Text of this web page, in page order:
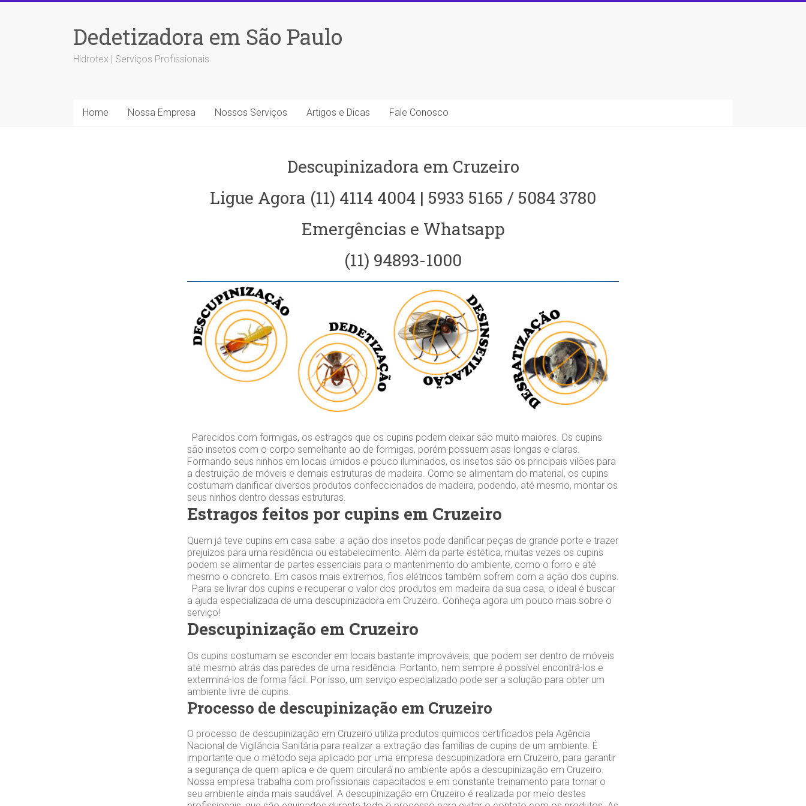
Dedetizadora em São Paulo
Hidrotex | Serviços Profissionais
Home Nossa Empresa Nossos Serviços Artigos e Dicas Fale Conosco
Descupinizadora em Cruzeiro
Ligue Agora (11) 4114 4004 | 5933 5165 / 5084 3780
Emergências e Whatsapp
(11) 94893-1000
Parecidos com formigas, os estragos que os cupins podem deixar são muito maiores. Os cupins
são insetos com o corpo semelhante ao de formigas, porém possuem asas longas e claras.
Formando seus ninhos em locais úmidos e pouco iluminados, os insetos são os principais vilões para
a destruição de móveis e demais estruturas de madeira. Como se alimentam do material, os cupins
costumam danificar diversos produtos confeccionados de madeira, podendo, até mesmo, montar os
seus ninhos dentro dessas estruturas.
Estragos feitos por cupins em Cruzeiro
Quem já teve cupins em casa sabe: a ação dos insetos pode danificar peças de grande porte e trazer
prejuízos para uma residência ou estabelecimento. Além da parte estética, muitas vezes os cupins
podem se alimentar de partes essenciais para o mantenimento do ambiente, como o forro e até
mesmo o concreto. Em casos mais extremos, fios elétricos também sofrem com a ação dos cupins.
Para se livrar dos cupins e recuperar o valor dos produtos em madeira da sua casa, o ideal é buscar
a ajuda especializada de uma descupinizadora em Cruzeiro. Conheça agora um pouco mais sobre o
serviço!
Descupinização em Cruzeiro
Os cupins costumam se esconder em locais bastante improváveis, que podem ser dentro de móveis
até mesmo atrás das paredes de uma residência. Portanto, nem sempre é possível encontrá-los e
exterminá-los de forma fácil. Por isso, um serviço especializado pode ser a solução para obter um
ambiente livre de cupins.
Processo de descupinização em Cruzeiro
O processo de descupinização em Cruzeiro utiliza produtos químicos certificados pela Agência
Nacional de Vigilância Sanitária para realizar a extração das famílias de cupins de um ambiente. É
importante que o método seja aplicado por uma empresa descupinizadora em Cruzeiro, para garantir
a segurança de quem aplica e de quem circulará no ambiente após a descupinização em Cruzeiro.
Nossa empresa trabalha com profissionais capacitados e em constante treinamento para tornar o
seu ambiente ainda mais saudável. A descupinização em Cruzeiro é realizada por meio destes